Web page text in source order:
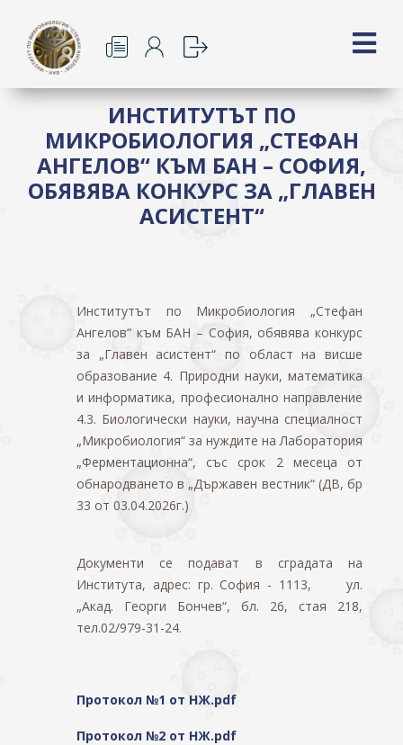
ИНСТИТУТЪТ ПО
МИКРОБИОЛОГИЯ „СТЕФАН
АНГЕЛОВ“ КЪМ БАН – СОФИЯ,
ОБЯВЯВА КОНКУРС ЗА „ГЛАВЕН
АСИСТЕНТ“
Институтът по Микробиология „Стефан
Ангелов“ към БАН – София, обявява конкурс
за „Главен асистент“ по област на висше
образование 4. Природни науки, математика
и информатика, професионално направление
4.3. Биологически науки, научна специалност
„Микробиология“ за нуждите на Лаборатория
„Ферментационна“, със срок 2 месеца от
обнародването в „Държавен вестник“ (ДВ, бр
33 от 03.04.2026г.)
Документи се подават в сградата на
Института, адрес: гр. София - 1113, ул.
„Акад. Георги Бончев“, бл. 26, стая 218,
тел.02/979-31-24.
Протокол №1 от НЖ.pdf
Протокол №2 от НЖ.pdf